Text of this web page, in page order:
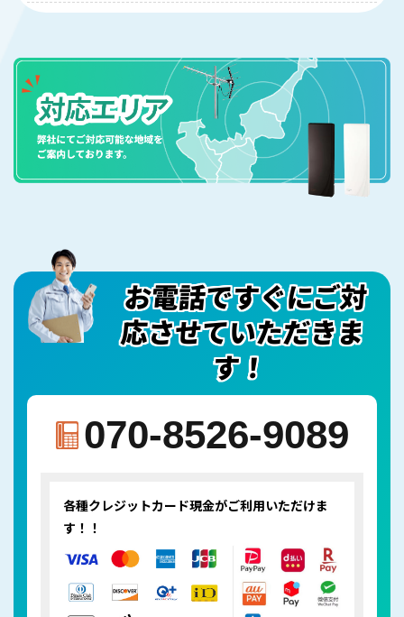
は、ブースターの設置が必要な場合もあります。現
応したテレビやチューナーが必要となります。ま
た、専用の配線材料も必要になりますので、視聴を
ご希望の場合は事前にお知らせください。
お電話ですぐにご対
応させていただきま
す！
070-8526-9089
各種クレジットカード現金がご利用いただけま
す！！